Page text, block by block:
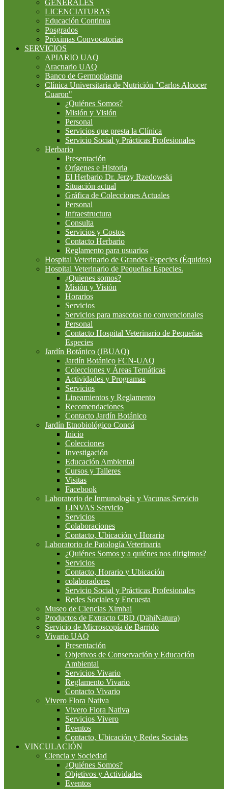
GENERALES
LICENCIATURAS
Educación Continua
Posgrados
Próximas Convocatorias
SERVICIOS
APIARIO UAQ
Aracnario UAQ
Banco de Germoplasma
Clínica Universitaria de Nutrición "Carlos Alcocer
Cuaron"
¿Quiénes Somos?
Misión y Visión
Personal
Servicios que presta la Clínica
Servicio Social y Prácticas Profesionales
Herbario
Presentación
Orígenes e Historia
El Herbario Dr. Jerzy Rzedowski
Situación actual
Gráfica de Colecciones Actuales
Personal
Infraestructura
Consulta
Servicios y Costos
Contacto Herbario
Reglamento para usuarios
Hospital Veterinario de Grandes Especies (Équidos)
Hospital Veterinario de Pequeñas Especies.
¿Quienes somos?
Misión y Visión
Horarios
Servicios
Servicios para mascotas no convencionales
Personal
Contacto Hospital Veterinario de Pequeñas
Especies
Jardín Botánico (JBUAQ)
Jardín Botánico FCN-UAQ
Colecciones y Áreas Temáticas
Actividades y Programas
Servicios
Lineamientos y Reglamento
Recomendaciones
Contacto Jardín Botánico
Jardín Etnobiológico Concá
Inicio
Colecciones
Investigación
Educación Ambiental
Cursos y Talleres
Visitas
Facebook
Laboratorio de Inmunología y Vacunas Servicio
LINVAS Servicio
Servicios
Colaboraciones
Contacto, Ubicación y Horario
Laboratorio de Patología Veterinaria
¿Quiénes Somos y a quiénes nos dirigimos?
Servicios
Contacto, Horario y Ubicación
colaboradores
Servicio Social y Prácticas Profesionales
Redes Sociales y Encuesta
Museo de Ciencias Ximhai
Productos de Extracto CBD (DähiNatura)
Servicio de Microscopía de Barrido
Vivario UAQ
Presentación
Objetivos de Conservación y Educación
Ambiental
Servicios Vivario
Reglamento Vivario
Contacto Vivario
Vivero Flora Nativa
Vivero Flora Nativa
Servicios Vivero
Eventos
Contacto, Ubicación y Redes Sociales
VINCULACIÓN
Ciencia y Sociedad
¿Quiénes Somos?
Objetivos y Actividades
Eventos